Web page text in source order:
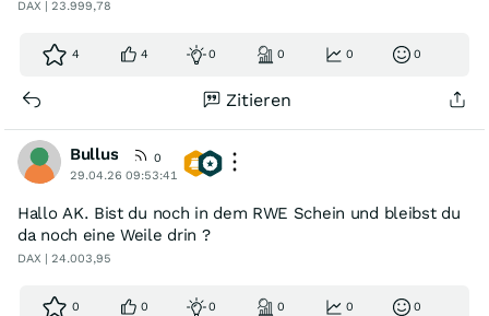
DAX | 23.999,78
4 4 0 0 0 0
Zitieren
Bullus
0
29.04.26 09:53:41
Hallo AK. Bist du noch in dem RWE Schein und bleibst du
da noch eine Weile drin ?
DAX | 24.003,95
0 0 0 0 0 0